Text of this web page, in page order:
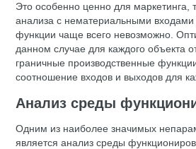
Это особенно ценно для маркетинга,
анализа с нематериальными
функции чаще всего невозможно.
данном случае для каждого объекта
граничные производственные
соотношение входов и выходов для
Анализ среды
Одним из наиболее значимых
является анализ среды